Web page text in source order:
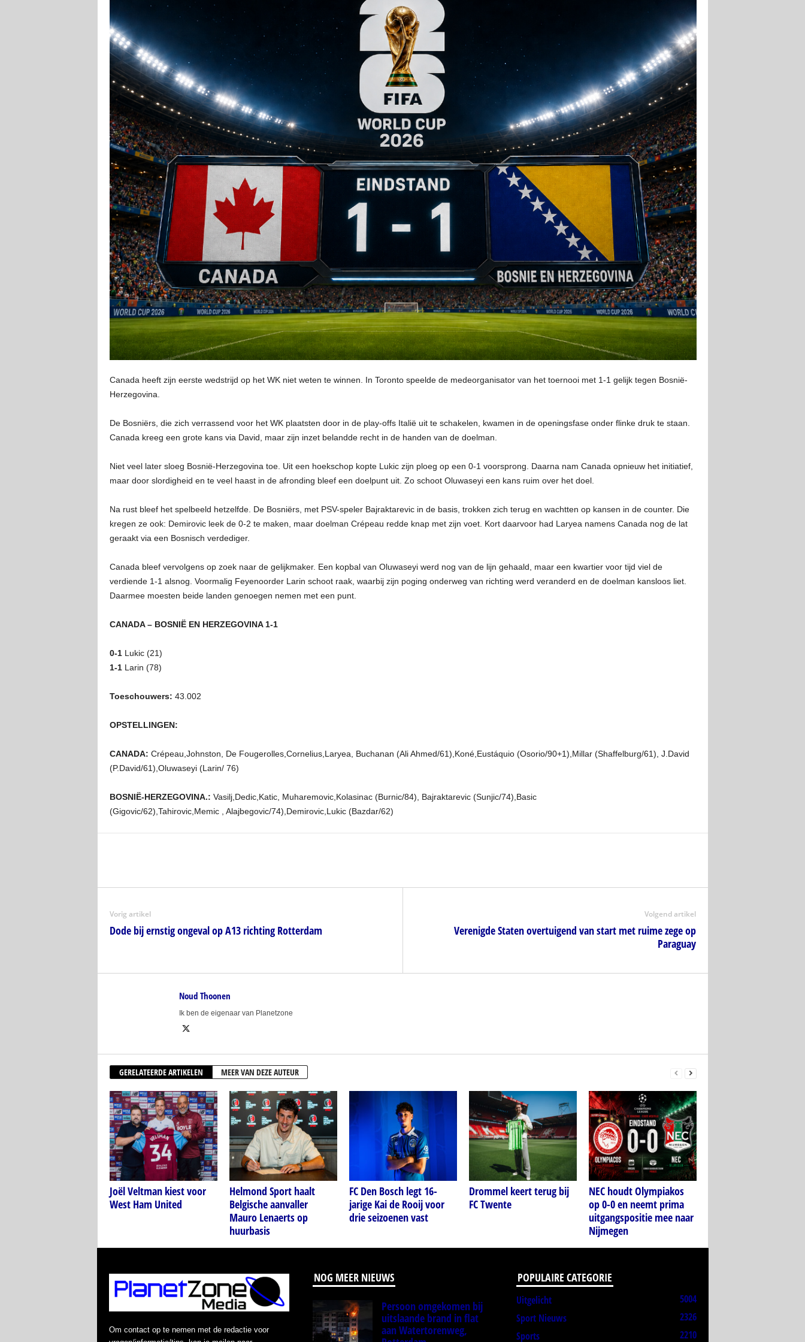
Canada heeft zijn eerste wedstrijd op het WK niet weten te winnen. In Toronto speelde de medeorganisator van het toernooi met 1-1 gelijk tegen Bosnië-
Herzegovina.
De Bosniërs, die zich verrassend voor het WK plaatsten door in de play-offs Italië uit te schakelen, kwamen in de openingsfase onder flinke druk te staan.
Canada kreeg een grote kans via David, maar zijn inzet belandde recht in de handen van de doelman.
Niet veel later sloeg Bosnië-Herzegovina toe. Uit een hoekschop kopte Lukic zijn ploeg op een 0-1 voorsprong. Daarna nam Canada opnieuw het initiatief,
maar door slordigheid en te veel haast in de afronding bleef een doelpunt uit. Zo schoot Oluwaseyi een kans ruim over het doel.
Na rust bleef het spelbeeld hetzelfde. De Bosniërs, met PSV-speler Bajraktarevic in de basis, trokken zich terug en wachtten op kansen in de counter. Die
kregen ze ook: Demirovic leek de 0-2 te maken, maar doelman Crépeau redde knap met zijn voet. Kort daarvoor had Laryea namens Canada nog de lat
geraakt via een Bosnisch verdediger.
Canada bleef vervolgens op zoek naar de gelijkmaker. Een kopbal van Oluwaseyi werd nog van de lijn gehaald, maar een kwartier voor tijd viel de
verdiende 1-1 alsnog. Voormalig Feyenoorder Larin schoot raak, waarbij zijn poging onderweg van richting werd veranderd en de doelman kansloos liet.
Daarmee moesten beide landen genoegen nemen met een punt.
CANADA – BOSNIË EN HERZEGOVINA 1-1
0-1 Lukic (21)
1-1 Larin (78)
Toeschouwers: 43.002
OPSTELLINGEN:
CANADA: Crépeau,Johnston, De Fougerolles,Cornelius,Laryea, Buchanan (Ali Ahmed/61),Koné,Eustáquio (Osorio/90+1),Millar (Shaffelburg/61), J.David
(P.David/61),Oluwaseyi (Larin/ 76)
BOSNIË-HERZEGOVINA.: Vasilj,Dedic,Katic, Muharemovic,Kolasinac (Burnic/84), Bajraktarevic (Sunjic/74),Basic
(Gigovic/62),Tahirovic,Memic , Alajbegovic/74),Demirovic,Lukic (Bazdar/62)
Vorig artikel
Dode bij ernstig ongeval op A13 richting Rotterdam
Volgend artikel
Verenigde Staten overtuigend van start met ruime zege op
Paraguay
Noud Thoonen
Ik ben de eigenaar van Planetzone
GERELATEERDE ARTIKELEN MEER VAN DEZE AUTEUR
Joël Veltman kiest voor
West Ham United
Helmond Sport haalt
Belgische aanvaller
Mauro Lenaerts op
huurbasis
FC Den Bosch legt 16-
jarige Kai de Rooij voor
drie seizoenen vast
Drommel keert terug bij
FC Twente
NEC houdt Olympiakos
op 0-0 en neemt prima
uitgangspositie mee naar
Nijmegen
Om contact op te nemen met de redactie voor
NOG MEER NIEUWS
Persoon omgekomen bij
uitslaande brand in flat
aan Watertorenweg,
POPULAIRE CATEGORIE
Uitgelicht
5004
Sport Nieuws
2326
Sports
2210